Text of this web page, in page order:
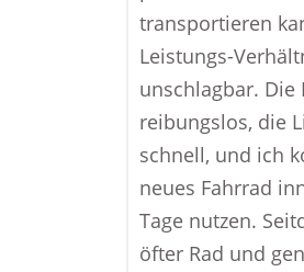
transportieren
Leistungs-
unschlagbar.
reibungslos, die
schnell, und ich
neues Fahrrad
Tage nutzen.
öfter Rad und